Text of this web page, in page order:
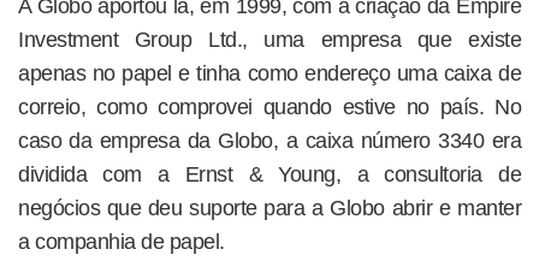
A Globo aportou lá, em 1999, com a criação da Empire
Investment Group Ltd., uma empresa que existe
apenas no papel e tinha como endereço uma caixa de
correio, como comprovei quando estive no país. No
caso da empresa da Globo, a caixa número 3340 era
dividida com a Ernst & Young, a consultoria de
negócios que deu suporte para a Globo abrir e manter
a companhia de papel.